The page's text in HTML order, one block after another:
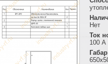
Нет
Ток
100 А